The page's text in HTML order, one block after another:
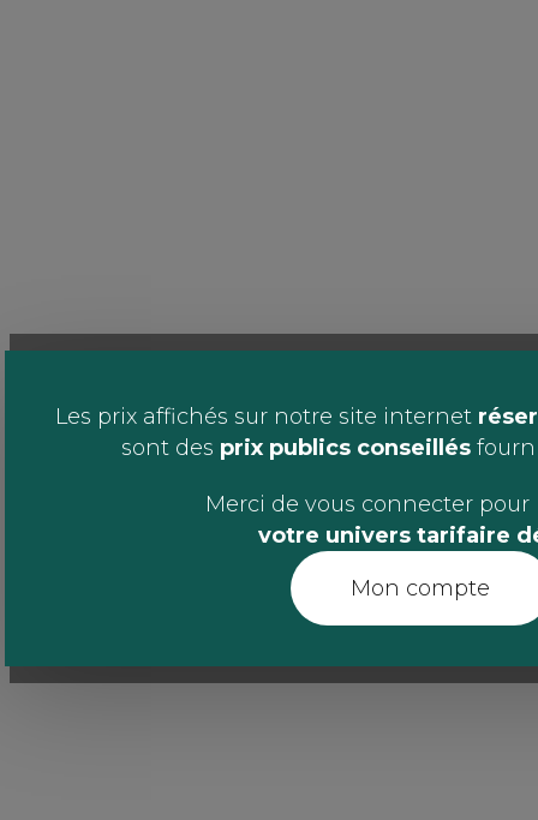
Les prix affichés sur notre site internet
sont des prix publics conseillés
Merci de vous connecter pour
votre univers tarifaire
Mon compte